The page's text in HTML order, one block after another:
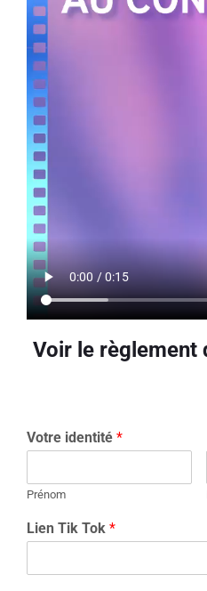
Voir le règlement
Votre identité *
Prénom
Lien Tik Tok *